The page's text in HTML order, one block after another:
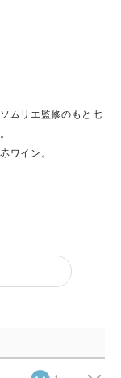
ムリエ監修のもと七
ワイン。